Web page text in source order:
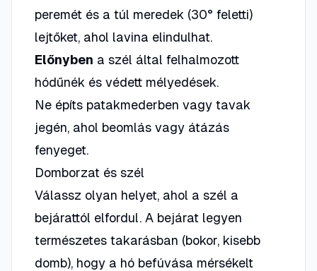
peremét és a túl meredek (30° feletti)
lejtőket, ahol lavina elindulhat.
Előnyben a szél által felhalmozott
hódűnék és védett mélyedések.
Ne építs patakmederben vagy tavak
jegén, ahol beomlás vagy átázás
fenyeget.
Domborzat és szél
Válassz olyan helyet, ahol a szél a
bejárattól elfordul. A bejárat legyen
természetes takarásban (bokor, kisebb
domb), hogy a hó befúvása mérsékelt